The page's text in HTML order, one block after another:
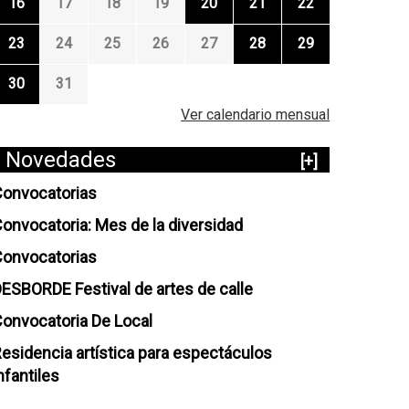
23 24 25 26 27 28 29
30
31
Ver calendario mensual
Novedades
[+]
Mes de la diversidad
Festival de artes de calle
De Local
artística para espectáculos